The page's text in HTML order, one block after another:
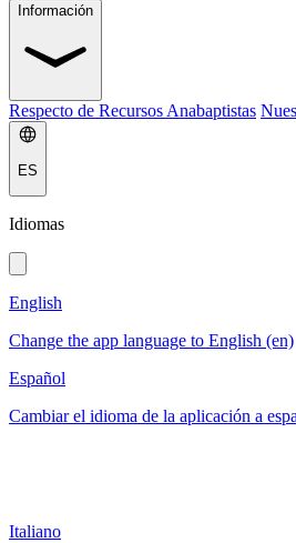
Información
Respecto de Recursos Anabaptistas
ES
Idiomas
English
Change the app language to English (en)
Español
Cambiar el idioma de la aplicación a
Italiano